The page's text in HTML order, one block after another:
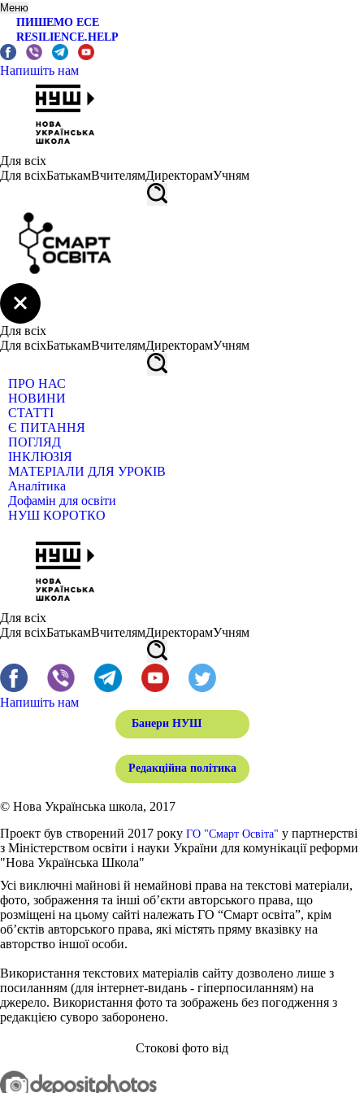
Меню
ПИШЕМО ЕСЕ
RESILIENCE.HELP
Напишіть нам
Для всіх
Для всіхБатькамВчителямДиректорамУчням
Для всіх
Для всіхБатькамВчителямДиректорамУчням
ПРО НАС
НОВИНИ
СТАТТІ
Є ПИТАННЯ
ПОГЛЯД
ІНКЛЮЗІЯ
МАТЕРІАЛИ ДЛЯ УРОКІВ
Аналітика
Дофамін для освіти
НУШ КОРОТКО
Для всіх
Для всіхБатькамВчителямДиректорамУчням
Напишіть нам
Банери НУШ
Редакційна політика
© Нова Українська школа, 2017
Проект був створений 2017 року ГО "Смарт Освіта" у партнерстві
з Міністерством освіти і науки України для комунікації реформи
"Нова Українська Школа"
Усі виключні майнові й немайнові права на текстові матеріали,
фото, зображення та інші об’єкти авторського права, що
розміщені на цьому сайті належать ГО “Смарт освіта”, крім
об’єктів авторського права, які містять пряму вказівку на
авторство іншої особи.
Використання текстових матеріалів сайту дозволено лише з
посиланням (для інтернет-видань - гіперпосиланням) на
джерело. Використання фото та зображень без погодження з
редакцією суворо заборонено.
Стокові фото від